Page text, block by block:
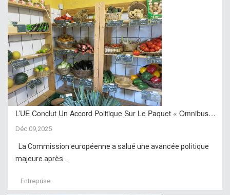
L’UE Conclut Un Accord Politique Sur Le Paquet « Omnibus…
Déc 09,2025
La Commission européenne a salué une avancée politique
majeure après...
Entreprise